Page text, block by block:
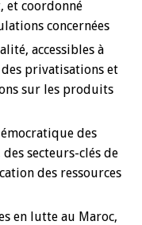
et coordonné
concernées
accessibles à
privatisations et
sur les produits
des
secteurs-clés de
des ressources
en lutte au Maroc,